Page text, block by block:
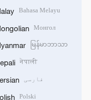
Bahasa Melayu
Монгол
မြန်မာဘာသာ
नेपाली
فارسی
Polski